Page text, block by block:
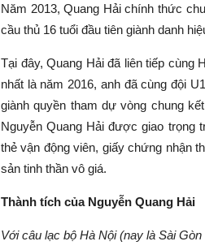
Năm 2013, Quang Hải chính thức
cầu thủ 16 tuổi đầu tiên giành danh
Tại đây, Quang Hải đã liên tiếp cùng
nhất là năm 2016, anh đã cùng đội
giành quyền tham dự vòng chung
Nguyễn Quang Hải được giao trọng
thẻ vận động viên, giấy chứng nhận
sản tinh thần vô giá.
Thành tích của Nguyễn Quang Hải
Với câu lạc bộ Hà Nội (nay là Sài Gòn